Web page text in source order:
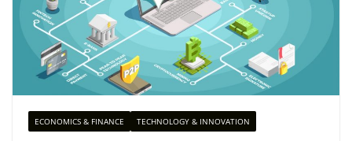
ECONOMICS & FINANCE TECHNOLOGY & INNOVATION